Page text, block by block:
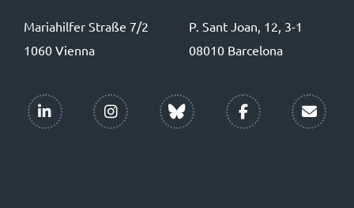
Mariahilfer Straße 7/2
1060 Vienna
P. Sant Joan, 12, 3-1
08010 Barcelona